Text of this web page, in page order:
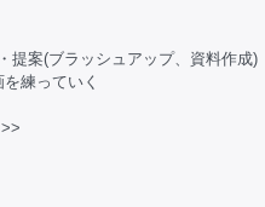
提案(ブラッシュアップ、資料作成)
練っていく